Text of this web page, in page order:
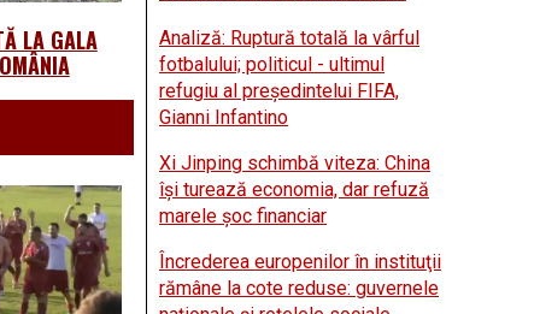
LA GALA
Analiză: Ruptură totală la vârful
fotbalului; politicul - ultimul
refugiu al preşedintelui FIFA,
Gianni Infantino
Xi Jinping schimbă viteza: China
îşi turează economia, dar refuză
marele şoc financiar
Încrederea europenilor în instituţii
rămâne la cote reduse: guvernele